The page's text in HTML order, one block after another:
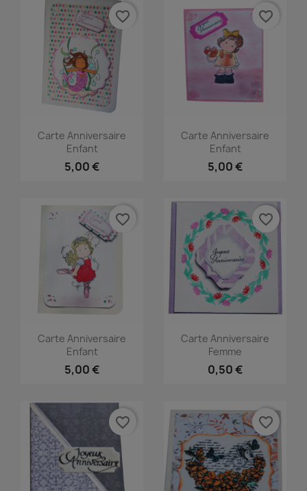
Carte Anniversaire
Enfant
5,00 €
favorite_border
Carte Anniversaire
Enfant
5,00 €
favorite_border
Carte Anniversaire
Enfant
5,00 €
favorite_border
Carte Anniversaire
Femme
0,50 €
favorite_border
favorite_border favorite_border